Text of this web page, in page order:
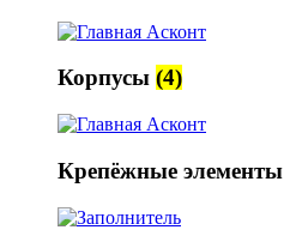
Корпусы (4)
Крепёжные элементы